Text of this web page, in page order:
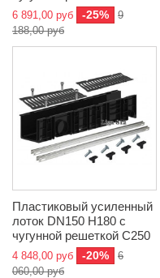
6 891,00 руб -25%
9
188,00 руб
Пластиковый усиленный
лоток DN150 H180 с
чугунной решеткой C250
4 848,00 руб -20%
6
060,00 руб